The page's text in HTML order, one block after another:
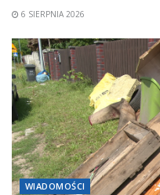
6 SIERPNIA 2026
WIADOMOŚCI